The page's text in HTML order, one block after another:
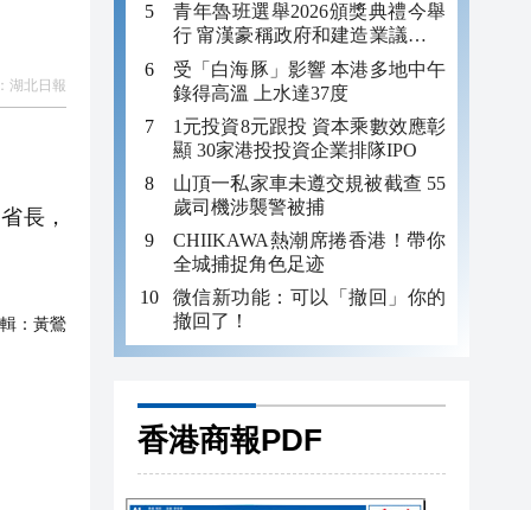
湖北日報
長，
： 黃鶯
青年魯班選舉2026頒獎典禮今舉
行 甯漢豪稱政府和建造業議會做
好培訓工作
受「白海豚」影響 本港多地中午
錄得高溫 上水達37度
1元投資8元跟投 資本乘數效應彰
顯 30家港投投資企業排隊IPO
山頂一私家車未遵交規被截查 55
歲司機涉襲警被捕
CHIIKAWA熱潮席捲香港！帶你
全城捕捉角色足迹
微信新功能：可以「撤回」你的
撤回了！
香港商報PDF